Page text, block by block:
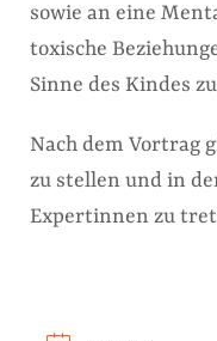
sowie an eine
toxische
Sinne des Kindes
Nach dem Vortrag
zu stellen und in
Expertinnen zu